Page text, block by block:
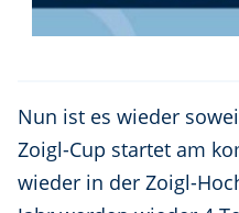
Nun ist es wieder
Zoigl-Cup startet am
wieder in der Zoigl-